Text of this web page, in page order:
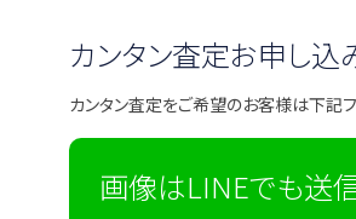
カンタン査定お申し込
カンタン査定をご希望のお客様は下記
画像はLINEでも送